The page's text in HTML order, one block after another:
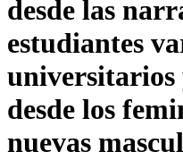
desde las
estudiantes
universitarios
desde los
nuevas